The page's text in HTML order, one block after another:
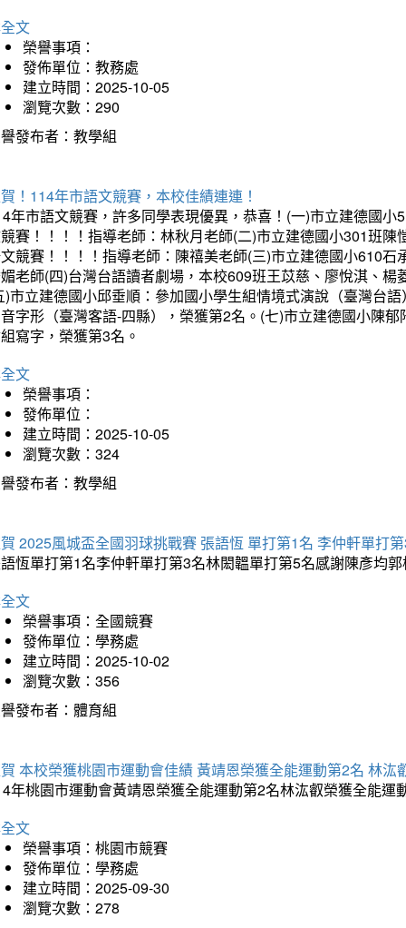
文
榮譽事項：
發佈單位：教務處
建立時間：2025-10-05
瀏覽次數：290
發布者：教學組
！114年市語文競賽，本校佳績連連！
年市語文競賽，許多同學表現優異，恭喜！(一)市立建德國
賽！！！！指導老師：林秋月老師(二)市立建德國小301班
競賽！！！！指導老師：陳禧美老師(三)市立建德國小610
老師(四)台灣台語讀者劇場，本校609班王苡慈、廖悅淇、
)市立建德國小邱垂順：參加國小學生組情境式演說（臺灣台
字形（臺灣客語-四縣），榮獲第2名。(七)市立建德國小陳
寫字，榮獲第3名。
文
榮譽事項：
發佈單位：
建立時間：2025-10-05
瀏覽次數：324
發布者：教學組
2025風城盃全國羽球挑戰賽 張語恆 單打第1名 李仲軒單打
恆單打第1名李仲軒單打第3名林閎韞單打第5名感謝陳彥均
文
榮譽事項：全國競賽
發佈單位：學務處
建立時間：2025-10-02
瀏覽次數：356
發布者：體育組
本校榮獲桃園市運動會佳績 黃靖恩榮獲全能運動第2名 林汯
年桃園市運動會黃靖恩榮獲全能運動第2名林汯叡榮獲全能運
文
榮譽事項：桃園市競賽
發佈單位：學務處
建立時間：2025-09-30
瀏覽次數：278